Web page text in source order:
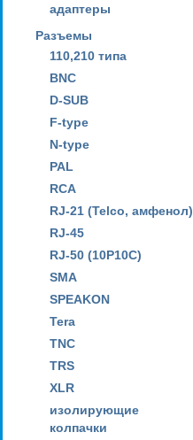
адаптеры
Разъемы
110,210 типа
BNC
D-SUB
F-type
N-type
PAL
RCA
RJ-21 (Telco, амфенол)
RJ-45
RJ-50 (10P10C)
SMA
SPEAKON
Tera
TNC
TRS
XLR
изолирующие
колпачки